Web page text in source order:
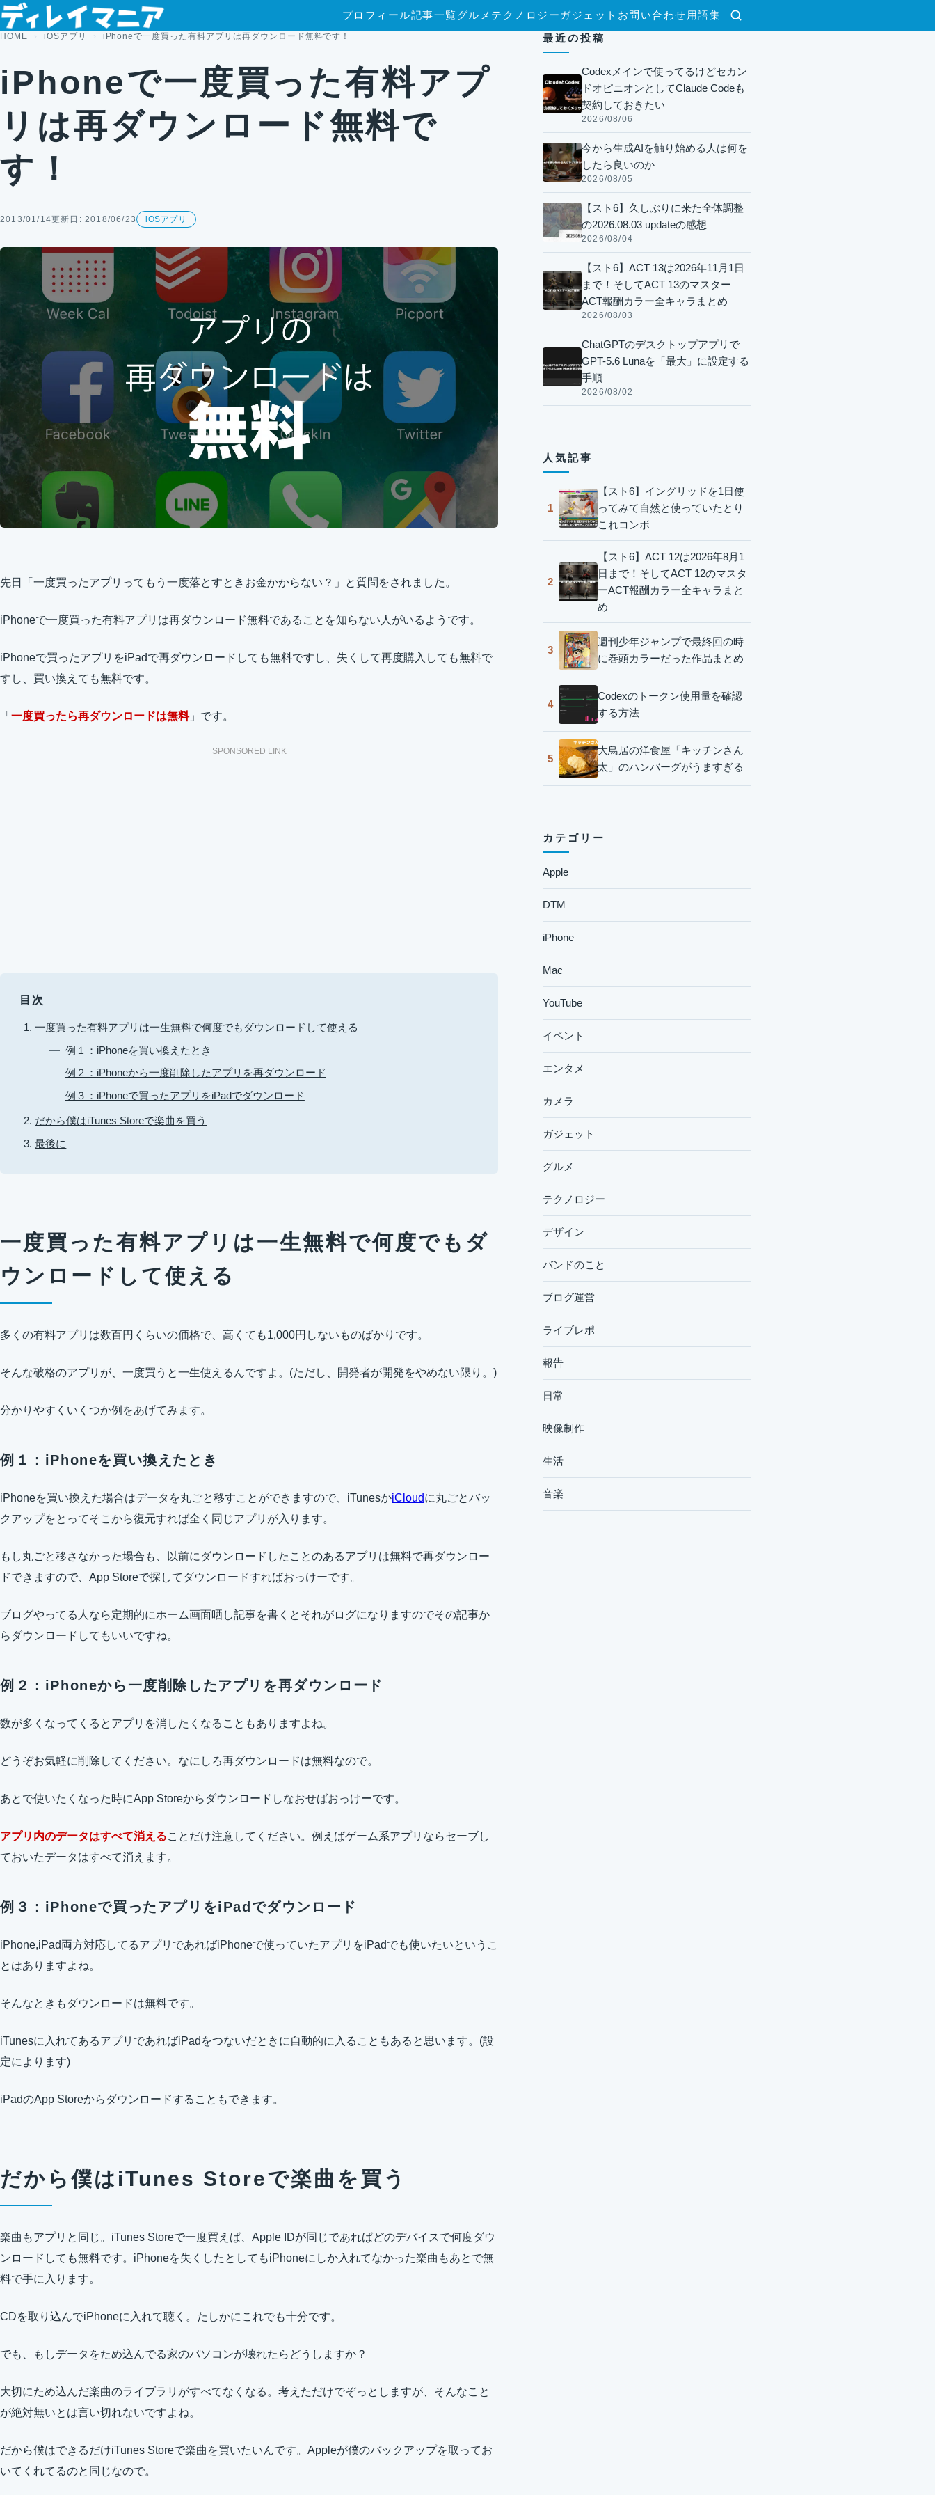
コンテンツへスキップ
検索
プロフィール記事一覧グルメ テクノロジー ガジェット お問い合わせ 用語集
HOME iOSアプリ iPhoneで一度買った有料アプリは再ダウンロード無料です！
iPhoneで一度買った有料アプ
リは再ダウンロード無料で
す！
2013/01/14更新日: 2018/06/23 iOSアプリ
先日「一度買ったアプリってもう一度落とすときお金かからない？」と質問をされました。
iPhoneで一度買った有料アプリは再ダウンロード無料であることを知らない人がいるようです。
iPhoneで買ったアプリをiPadで再ダウンロードしても無料ですし、失くして再度購入しても無料で
すし、買い換えても無料です。
「 一度買ったら再ダウンロードは無料」です。
SPONSORED LINK
目次
一度買った有料アプリは一生無料で何度でもダウンロードして使える
例１：iPhoneを買い換えたとき
例２：iPhoneから一度削除したアプリを再ダウンロード
例３：iPhoneで買ったアプリをiPadでダウンロード
だから僕はiTunes Storeで楽曲を買う
最後に
一度買った有料アプリは一生無料で何度でもダ
ウンロードして使える
多くの有料アプリは数百円くらいの価格で、高くても1,000円しないものばかりです。
そんな破格のアプリが、一度買うと一生使えるんですよ。(ただし、開発者が開発をやめない限り。)
分かりやすくいくつか例をあげてみます。
例１：iPhoneを買い換えたとき
iPhoneを買い換えた場合はデータを丸ごと移すことができますので、iTunesかiCloudに丸ごとバッ
クアップをとってそこから復元すれば全く同じアプリが入ります。
もし丸ごと移さなかった場合も、以前にダウンロードしたことのあるアプリは無料で再ダウンロー
ドできますので、App Storeで探してダウンロードすればおっけーです。
ブログやってる人なら定期的にホーム画面晒し記事を書くとそれがログになりますのでその記事か
らダウンロードしてもいいですね。
例２：iPhoneから一度削除したアプリを再ダウンロード
数が多くなってくるとアプリを消したくなることもありますよね。
どうぞお気軽に削除してください。なにしろ再ダウンロードは無料なので。
あとで使いたくなった時にApp Storeからダウンロードしなおせばおっけーです。
アプリ内のデータはすべて消えることだけ注意してください。例えばゲーム系アプリならセーブし
ておいたデータはすべて消えます。
例３：iPhoneで買ったアプリをiPadでダウンロード
iPhone,iPad両方対応してるアプリであればiPhoneで使っていたアプリをiPadでも使いたいというこ
とはありますよね。
そんなときもダウンロードは無料です。
iTunesに入れてあるアプリであればiPadをつないだときに自動的に入ることもあると思います。(設
定によります)
iPadのApp Storeからダウンロードすることもできます。
だから僕はiTunes Storeで楽曲を買う
楽曲もアプリと同じ。iTunes Storeで一度買えば、Apple IDが同じであればどのデバイスで何度ダウ
ンロードしても無料です。iPhoneを失くしたとしてもiPhoneにしか入れてなかった楽曲もあとで無
料で手に入ります。
CDを取り込んでiPhoneに入れて聴く。たしかにこれでも十分です。
でも、もしデータをため込んでる家のパソコンが壊れたらどうしますか？
大切にため込んだ楽曲のライブラリがすべてなくなる。考えただけでぞっとしますが、そんなこと
が絶対無いとは言い切れないですよね。
だから僕はできるだけiTunes Storeで楽曲を買いたいんです。Appleが僕のバックアップを取ってお
いてくれてるのと同じなので。
最近の投稿
Codexメインで使ってるけどセカン
ドオピニオンとしてClaude Codeも
契約しておきたい
2026/08/06
今から生成AIを触り始める人は何を
したら良いのか
2026/08/05
【スト6】久しぶりに来た全体調整
の2026.08.03 updateの感想
2026/08/04
【スト6】ACT 13は2026年11月1日
まで！そしてACT 13のマスター
ACT報酬カラー全キャラまとめ
2026/08/03
ChatGPTのデスクトップアプリで
GPT-5.6 Lunaを「最大」に設定する
手順
2026/08/02
人気記事
1
【スト6】イングリッドを1日使
ってみて自然と使っていたとり
これコンボ
2
【スト6】ACT 12は2026年8月1
日まで！そしてACT 12のマスタ
ーACT報酬カラー全キャラまと
め
3
週刊少年ジャンプで最終回の時
に巻頭カラーだった作品まとめ
4
Codexのトークン使用量を確認
する方法
5
大鳥居の洋食屋「キッチンさん
太」のハンバーグがうますぎる
カテゴリー
Apple
DTM
iPhone
Mac
YouTube
イベント
エンタメ
カメラ
ガジェット
グルメ
テクノロジー
デザイン
バンドのこと
ブログ運営
ライブレポ
報告
日常
映像制作
生活
音楽